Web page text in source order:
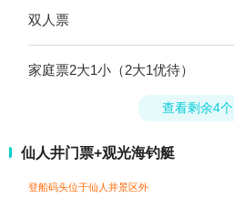
双人票
家庭票2大1小（2大1优待）
查看剩余4个
仙人井门票+观光海钓艇
登船码头位于仙人井景区外